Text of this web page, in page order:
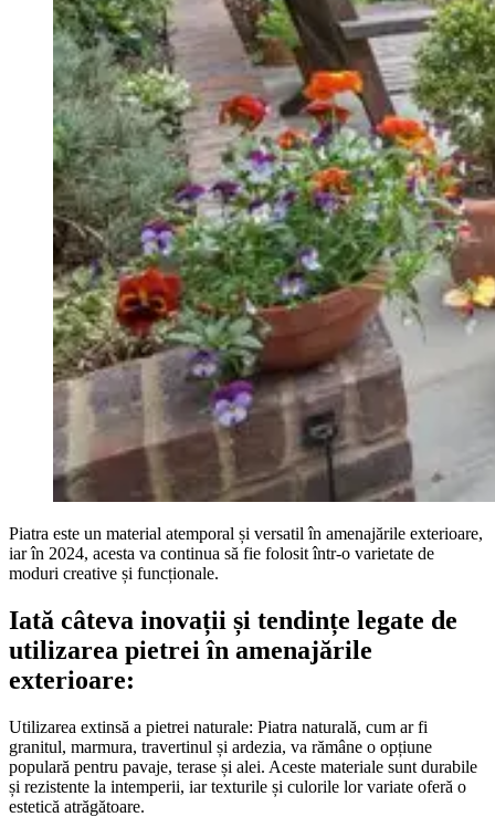
Piatra este un material atemporal și versatil în amenajările exterioare,
iar în 2024, acesta va continua să fie folosit într-o varietate de
moduri creative și funcționale.
Iată câteva inovații și tendințe legate de
utilizarea pietrei în amenajările
exterioare:
Utilizarea extinsă a pietrei naturale: Piatra naturală, cum ar fi
granitul, marmura, travertinul și ardezia, va rămâne o opțiune
populară pentru pavaje, terase și alei. Aceste materiale sunt durabile
și rezistente la intemperii, iar texturile și culorile lor variate oferă o
estetică atrăgătoare.